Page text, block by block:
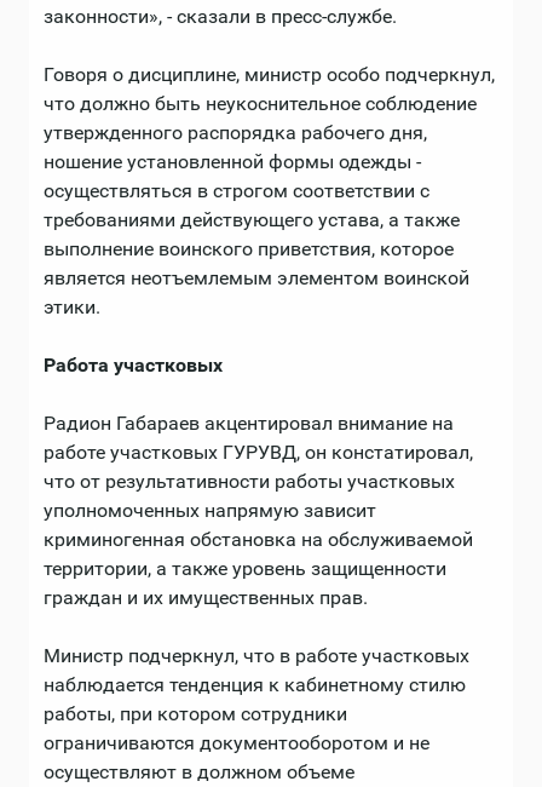
законности», - сказали в пресс-службе.
Говоря о дисциплине, министр особо подчеркнул,
что должно быть неукоснительное соблюдение
утвержденного распорядка рабочего дня,
ношение установленной формы одежды -
осуществляться в строгом соответствии с
требованиями действующего устава, а также
выполнение воинского приветствия, которое
является неотъемлемым элементом воинской
этики.
Работа участковых
Радион Габараев акцентировал внимание на
работе участковых ГУРУВД, он констатировал,
что от результативности работы участковых
уполномоченных напрямую зависит
криминогенная обстановка на обслуживаемой
территории, а также уровень защищенности
граждан и их имущественных прав.
Министр подчеркнул, что в работе участковых
наблюдается тенденция к кабинетному стилю
работы, при котором сотрудники
ограничиваются документооборотом и не
осуществляют в должном объеме